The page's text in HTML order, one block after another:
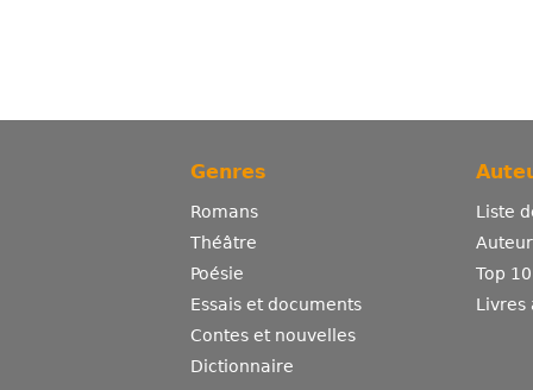
Genres
Romans
Théâtre
Poésie
Essais et documents
Contes et nouvelles
Dictionnaire
Liste
Top
Livres